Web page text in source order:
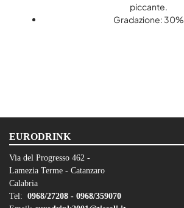
piccante.
Gradazione: 30%
EURODRINK
Via del Progresso 462 -
Lamezia Terme - Catanzaro
Calabria
Tel: 0968/27208 - 0968/359070